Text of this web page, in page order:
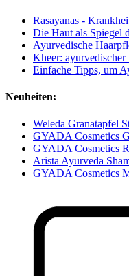
Rasayanas -
Die Haut als Spiegel
Ayurvedische
Kheer:
Einfache Tipps, um
Neuheiten:
Weleda Granatapfel
GYADA Cosmetics
GYADA Cosmetics
Arista Ayurveda
GYADA Cosmetics